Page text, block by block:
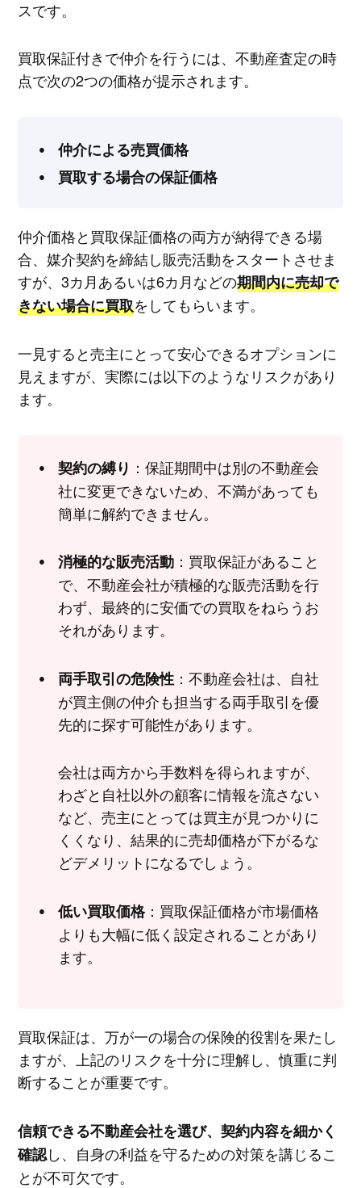
スです。
買取保証付きで仲介を行うには、不動産査定の時
点で次の2つの価格が提示されます。
仲介による売買価格
買取する場合の保証価格
仲介価格と買取保証価格の両方が納得できる場
合、媒介契約を締結し販売活動をスタートさせま
すが、3カ月あるいは6カ月などの期間内に売却で
きない場合に買取をしてもらいます。
一見すると売主にとって安心できるオプションに
見えますが、実際には以下のようなリスクがあり
ます。
契約の縛り ：保証期間中は別の不動産会
社に変更できないため、不満があっても
簡単に解約できません。
消極的な販売活動：買取保証があること
で、不動産会社が積極的な販売活動を行
わず、最終的に安価での買取をねらうお
それがあります。
両手取引の危険性：不動産会社は、自社
が買主側の仲介も担当する両手取引を優
先的に探す可能性があります。
会社は両方から手数料を得られますが、
わざと自社以外の顧客に情報を流さない
など、売主にとっては買主が見つかりに
くくなり、結果的に売却価格が下がるな
どデメリットになるでしょう。
低い買取価格：買取保証価格が市場価格
よりも大幅に低く設定されることがあり
ます。
買取保証は、万が一の場合の保険的役割を果たし
ますが、上記のリスクを十分に理解し、慎重に判
断することが重要です。
信頼できる不動産会社を選び、契約内容を細かく
確認し、自身の利益を守るための対策を講じるこ
とが不可欠です。